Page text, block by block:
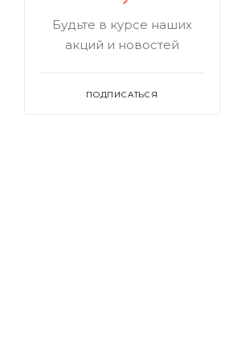
Будьте в курсе наших
акций и новостей
ПОДПИСАТЬСЯ